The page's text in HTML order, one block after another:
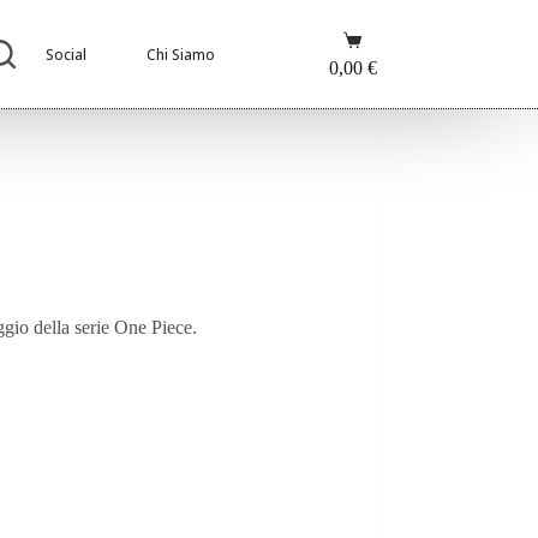
Social Chi Siamo
Carrello
0,00 €
della serie One Piece.